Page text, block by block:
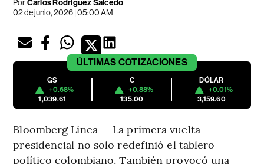
PorCarlos Rodríguez Salcedo
02 de junio, 2026 | 05:00 AM
ÚLTIMAS COTIZACIONES
GS
+0.68%
1,039.61
C
+0.88%
135.00
DÓLAR
+0.01%
3,159.60
Bloomberg Línea — La primera vuelta
presidencial no solo redefinió el tablero
político colombiano. También provocó una